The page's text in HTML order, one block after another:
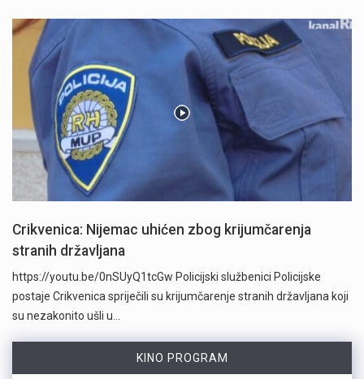
Crikvenica: Nijemac uhićen zbog krijumčarenja
stranih državljana
https://youtu.be/0nSUyQ1tcGw Policijski službenici Policijske
postaje Crikvenica spriječili su krijumčarenje stranih državljana koji
su nezakonito ušli u…
KINO PROGRAM